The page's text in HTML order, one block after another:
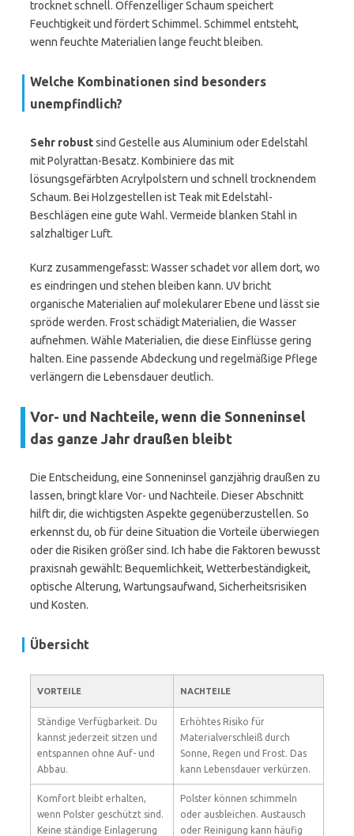
trocknet schnell. Offenzelliger Schaum speichert
Feuchtigkeit und fördert Schimmel. Schimmel entsteht,
wenn feuchte Materialien lange feucht bleiben.
Welche Kombinationen sind besonders
unempfindlich?
Sehr robustsind Gestelle aus Aluminium oder Edelstahl
mit Polyrattan-Besatz. Kombiniere das mit
lösungsgefärbten Acrylpolstern und schnell trocknendem
Schaum. Bei Holzgestellen ist Teak mit Edelstahl-
Beschlägen eine gute Wahl. Vermeide blanken Stahl in
salzhaltiger Luft.
Kurz zusammengefasst: Wasser schadet vor allem dort, wo
es eindringen und stehen bleiben kann. UV bricht
organische Materialien auf molekularer Ebene und lässt sie
spröde werden. Frost schädigt Materialien, die Wasser
aufnehmen. Wähle Materialien, die diese Einflüsse gering
halten. Eine passende Abdeckung und regelmäßige Pflege
verlängern die Lebensdauer deutlich.
Vor- und Nachteile, wenn die Sonneninsel
das ganze Jahr draußen bleibt
Die Entscheidung, eine Sonneninsel ganzjährig draußen zu
lassen, bringt klare Vor- und Nachteile. Dieser Abschnitt
hilft dir, die wichtigsten Aspekte gegenüberzustellen. So
erkennst du, ob für deine Situation die Vorteile überwiegen
oder die Risiken größer sind. Ich habe die Faktoren bewusst
praxisnah gewählt: Bequemlichkeit, Wetterbeständigkeit,
optische Alterung, Wartungsaufwand, Sicherheitsrisiken
und Kosten.
Übersicht
VORTEILE NACHTEILE
Ständige Verfügbarkeit. Du
kannst jederzeit sitzen und
entspannen ohne Auf- und
Abbau.
Erhöhtes Risiko für
Materialverschleiß durch
Sonne, Regen und Frost. Das
kann Lebensdauer verkürzen.
Komfort bleibt erhalten,
wenn Polster geschützt sind.
Keine ständige Einlagerung
Polster können schimmeln
oder ausbleichen. Austausch
oder Reinigung kann häufig